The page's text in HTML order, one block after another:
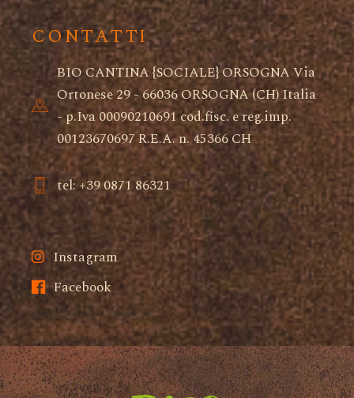
CONTATTI
BIO CANTINA {SOCIALE} ORSOGNA Via
Ortonese 29 - 66036 ORSOGNA (CH) Italia
- p.Iva 00090210691 cod.fisc. e reg.imp.
00123670697 R.E.A. n. 45366 CH
tel: +39 0871 86321
Instagram
Facebook